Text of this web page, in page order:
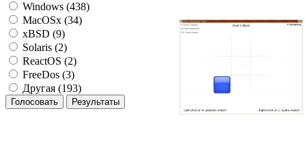
Windows (438)
MacOSx (34)
xBSD (9)
Solaris (2)
ReactOS (2)
FreeDos (3)
Другая (193)